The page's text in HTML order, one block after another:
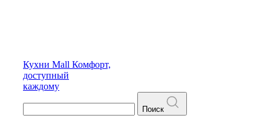
Кухни Mall Комфорт,
доступный
каждому
Поиск